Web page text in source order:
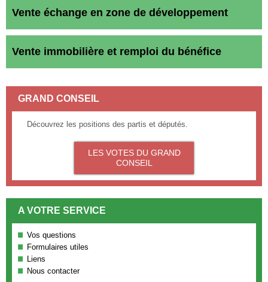
Vente échange en zone de développement
Vente immobilière et remploi du bénéfice
GRAND CONSEIL
Découvrez les positions des partis et députés.
LES VOTES DU GRAND
CONSEIL
A VOTRE SERVICE
Vos questions
Formulaires utiles
Liens
Nous contacter